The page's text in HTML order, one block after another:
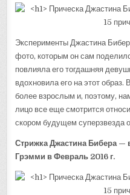
Эксперименты Джастина
фото, которым он сам
повлияла его тогдашняя
вдохновила его на этот
более взрослым и, поэтому,
лицо все еще смотрится
скором будущем суперзвезда
Стрижка Джастина Бибера —
Грэмми в Февраль 2016 г.